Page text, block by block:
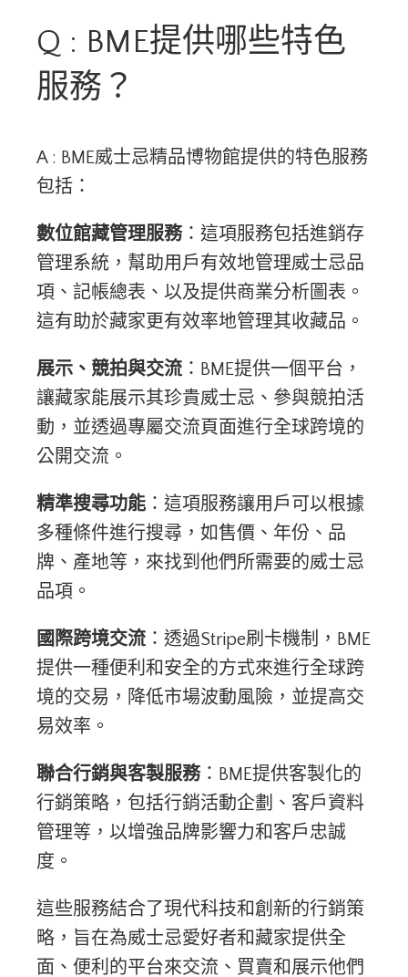
Q : BME提供哪些特色
服務？
A : BME威士忌精品博物館提供的特色服務
包括：
數位館藏管理服務：這項服務包括進銷存
管理系統，幫助用戶有效地管理威士忌品
項、記帳總表、以及提供商業分析圖表。
這有助於藏家更有效率地管理其收藏品。
展示、競拍與交流 ：BME提供一個平台，
讓藏家能展示其珍貴威士忌、參與競拍活
動，並透過專屬交流頁面進行全球跨境的
公開交流。
精準搜尋功能：這項服務讓用戶可以根據
多種條件進行搜尋，如售價、年份、品
牌、產地等，來找到他們所需要的威士忌
品項。
國際跨境交流 ：透過Stripe刷卡機制，BME
提供一種便利和安全的方式來進行全球跨
境的交易，降低市場波動風險，並提高交
易效率。
聯合行銷與客製服務：BME提供客製化的
行銷策略，包括行銷活動企劃、客戶資料
管理等，以增強品牌影響力和客戶忠誠
度。
這些服務結合了現代科技和創新的行銷策
略，旨在為威士忌愛好者和藏家提供全
面、便利的平台來交流、買賣和展示他們